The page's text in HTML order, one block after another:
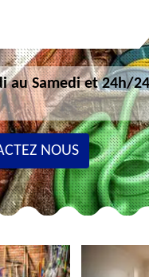
au Samedi et 24h/
NOUS